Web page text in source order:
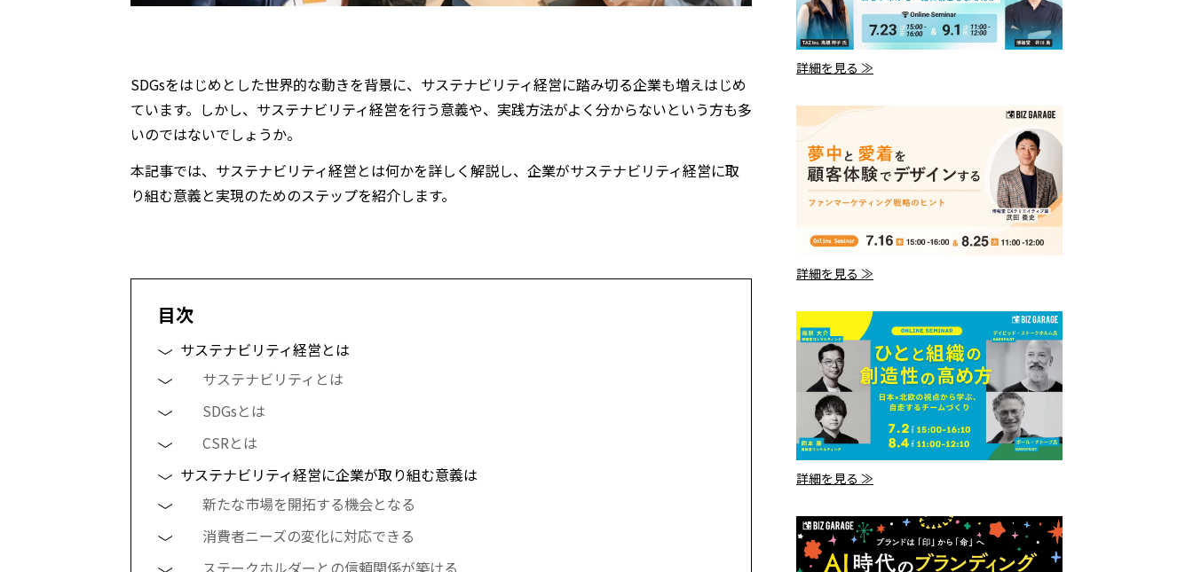
SDGsをはじめとした世界的な動きを背景に、サステナビリティ経営に踏み切る企業も増えはじめ
ています。しかし、サステナビリティ経営を行う意義や、実践方法がよく分からないという方も多
いのではないでしょうか。
本記事では、サステナビリティ経営とは何かを詳しく解説し、企業がサステナビリティ経営に取
り組む意義と実現のためのステップを紹介します。
目次
サステナビリティ経営とは
サステナビリティとは
SDGsとは
CSRとは
サステナビリティ経営に企業が取り組む意義は
新たな市場を開拓する機会となる
消費者ニーズの変化に対応できる
詳細を見る ≫
詳細を見る ≫
詳細を見る ≫